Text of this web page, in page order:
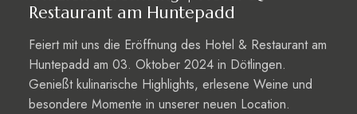
Restaurant am Huntepadd
Feiert mit uns die Eröffnung des Hotel & Restaurant am
Huntepadd am 03. Oktober 2024 in Dötlingen.
Genießt kulinarische Highlights, erlesene Weine und
besondere Momente in unserer neuen Location.